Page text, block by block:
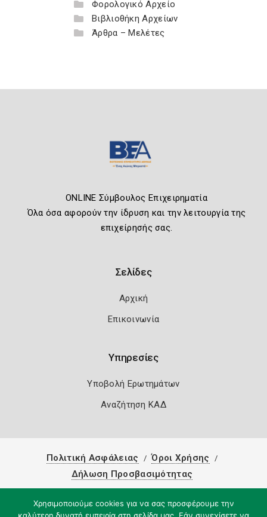
Φορολογικό Αρχείο
Βιβλιοθήκη Αρχείων
Άρθρα – Μελέτες
ONLINE Σύμβουλος Επιχειρηματία
Όλα όσα αφορούν την ίδρυση και την λειτουργία της
επιχείρησής σας.
Σελίδες
Αρχική
Επικοινωνία
Υπηρεσίες
Υποβολή Ερωτημάτων
Αναζήτηση ΚΑΔ
Πολιτική Ασφάλειας
Όροι Χρήσης
Δήλωση Προσβασιμότητας
Χρησιμοποιούμε cookies για να σας προσφέρουμε την